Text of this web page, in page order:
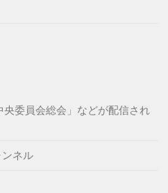
央委員会総会」などが配信され
ンネル